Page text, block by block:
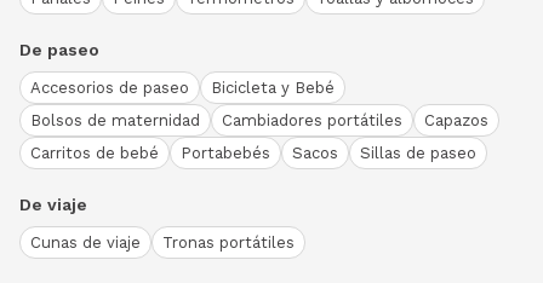
De paseo
Accesorios de paseo
Bicicleta y Bebé
Bolsos de maternidad
Cambiadores portátiles
Capazos
Carritos de bebé
Portabebés Sacos Sillas de paseo
De viaje
Cunas de viaje Tronas portátiles